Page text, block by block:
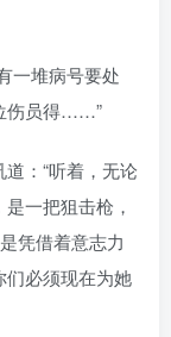
一堆病号要处
伤员得……”
：“听着，无论
一把狙击枪，
凭借着意志力
们必须现在为她